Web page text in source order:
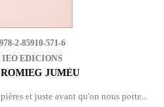
978-2-85910-571-6
IEO EDICIONS
JUMÈU
et juste avant qu'on nous porte...